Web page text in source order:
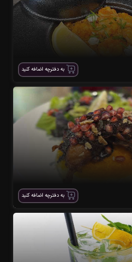
به دفترچه اضافه کنید
به دفترچه اضافه کنید